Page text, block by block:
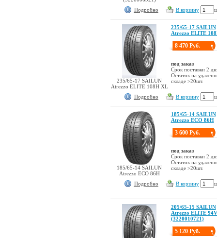
Подробно В корзину
235/65-17 SAILUN
Atrezzo ELITE 108H XL
235/65-17 SAILUN
Atrezzo ELITE
8 470 Руб.
под заказ
Срок поставки 2
Остаток на
складе >20шт.
Подробно В корзину
185/65-14 SAILUN
Atrezzo ECO 86H
185/65-14 SAILUN
Atrezzo ECO 86H
3 600 Руб.
под заказ
Срок поставки 2
Остаток на
складе >20шт.
Подробно В корзину
205/65-15 SAILUN
Atrezzo ELITE 94V
(3220010721)
5 120 Руб.